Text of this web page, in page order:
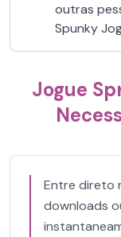
outras
Spunky
Jogue
Entre direto
downloads